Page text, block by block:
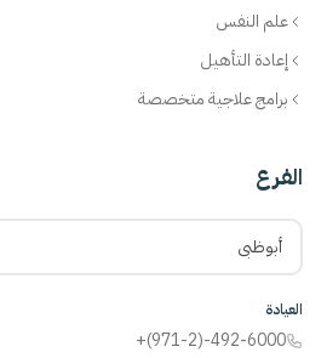
علم النفس
إعادة التأهيل
برامج علاجية متخصصة
الفرع
أبوظبي
العيادة
+(971-2)-492-6000